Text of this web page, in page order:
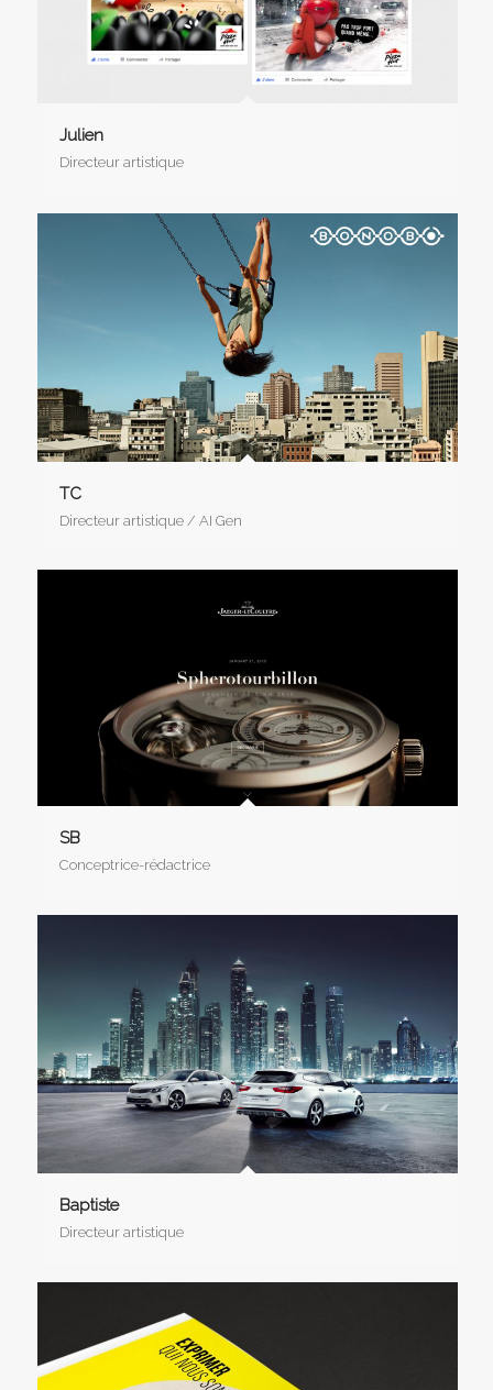
Julien
Directeur artistique
TC
Directeur artistique / AI Gen
SB
Conceptrice-rédactrice
Baptiste
Directeur artistique